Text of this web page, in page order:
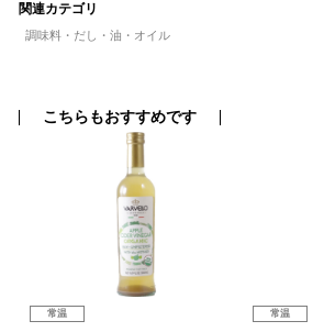
関連カテゴリ
調味料・だし・油・オイル
こちらもおすすめです
常温 常温